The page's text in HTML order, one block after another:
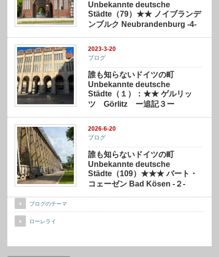
Unbekannte deutsche
Städte（79）★★ ノイブランデ
ンブルク Neubrandenburg -4-
2023-3-20
ブログ
誰も知らないドイツの町
Unbekannte deutsche
Städte（１）：★★ ゲルリッ
ツ Görlitz ー追記３ー
2026-6-20
ブログ
誰も知らないドイツの町
Unbekannte deutsche
Städte（109）★★★ バート・
コェーゼン Bad Kösen -２-
ブログのテーマ
ローレライ